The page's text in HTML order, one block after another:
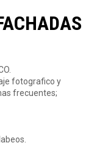
fotografico y
frecuentes;